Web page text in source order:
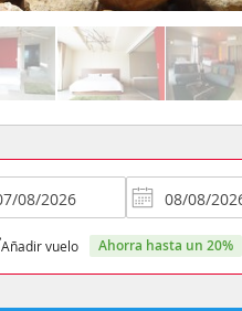
Añadir vuelo ahorra hasta un 20%